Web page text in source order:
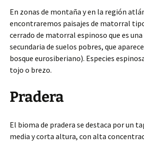
En zonas de montaña y en la región
encontraremos paisajes de matorral
cerrado de matorral espinoso que es
secundaria de suelos pobres, que
bosque eurosiberiano). Especies
tojo o brezo.
Pradera
El bioma de pradera se destaca por un
media y corta altura, con alta